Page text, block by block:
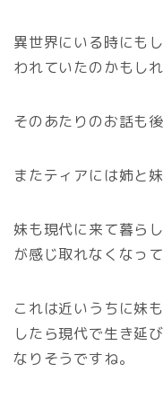
異世界にいる時にも
われていたのかもしれ
そのあたりのお話も
またティアには姉と
妹も現代に来て暮ら
が感じ取れなくなっ
これは近いうちに妹
したら現代で生き延
なりそうですね。